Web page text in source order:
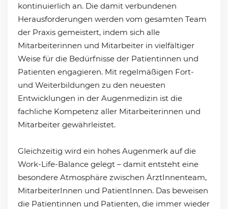
kontinuierlich an. Die damit verbundenen
Herausforderungen werden vom gesamten Team
der Praxis gemeistert, indem sich alle
Mitarbeiterinnen und Mitarbeiter in vielfältiger
Weise für die Bedürfnisse der Patientinnen und
Patienten engagieren. Mit regelmäßigen Fort-
und Weiterbildungen zu den neuesten
Entwicklungen in der Augenmedizin ist die
fachliche Kompetenz aller Mitarbeiterinnen und
Mitarbeiter gewährleistet.
Gleichzeitig wird ein hohes Augenmerk auf die
Work-Life-Balance gelegt – damit entsteht eine
besondere Atmosphäre zwischen ÄrztInnenteam,
MitarbeiterInnen und PatientInnen. Das beweisen
die Patientinnen und Patienten, die immer wieder